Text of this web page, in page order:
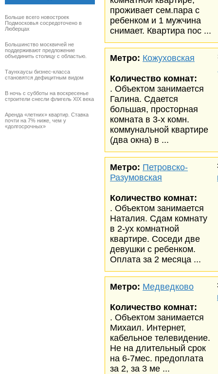
Больше всего новостроек
Подмосковья сосредоточено в
Люберцах
Большинство москвичей не
поддерживают предложение
объединить столицу с областью.
Таунхаусы бизнес-класса
становятся дефицитным видом
В ночь с субботы на воскресенье
строители снесли флигель XIX века
Аренда «летних» квартир. Ставка
почти на 7% ниже, чем у
«долгосрочных»
проживает сем.пара с
ребенком и 1 мужчина
снимает. Квартира пос ...
Метро: Кожуховская
Количество комнат:
. Объектом занимается
Галина. Сдается
большая, просторная
комната в 3-х комн.
коммунальной квартире
(два окна) в ...
Метро: Петровско-
Разумовская
Количество комнат:
. Объектом занимается
Наталия. Сдам комнату
в 2-ух комнатной
квартире. Соседи две
девушки с ребенком.
Оплата за 2 месяца ...
Метро: Медведково
Количество комнат:
. Объектом занимается
Михаил. Интернет,
кабельное телевидение.
Не на длительный срок
на 6-7мес. предоплата
за 2, за 3 ме ...